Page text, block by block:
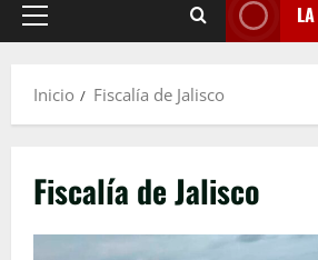
Menú
Inicio Fiscalía de Jalisco
Fiscalía de Jalisco